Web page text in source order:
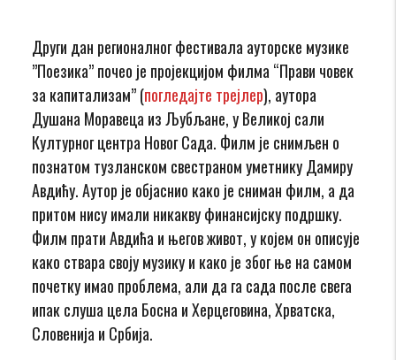
Други дан регионалног фестивала ауторске музике
”Поезика” почео је пројекцијом филма “Прави човек
за капитализам” (погледајте трејлер), аутора
Душана Моравеца из Љубљане, у Великој сали
Културног центра Новог Сада. Филм је снимљен о
познатом тузланском свестраном уметнику Дамиру
Авдићу. Аутор је објаснио како је сниман филм, а да
притом нису имали никакву финансијску подршку.
Филм прати Авдића и његов живот, у којем он описује
како ствара своју музику и како је због ње на самом
почетку имао проблема, али да га сада после свега
ипак слуша цела Босна и Херцеговина, Хрватска,
Словенија и Србија.